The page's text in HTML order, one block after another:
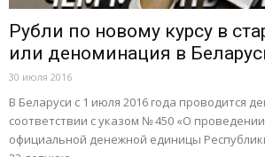
Рубли по новому курсу в
или деноминация в
30 июля 2016
В Беларуси с 1 июля 2016 года проводится
соответствии с указом № 450 «О
официальной денежной единицы